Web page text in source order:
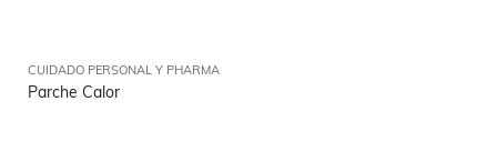
CUIDADO PERSONAL Y PHARMA
Parche Calor